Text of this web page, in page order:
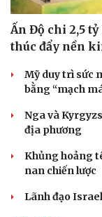
Doanh nghiệp
Doanh nghiệp 24h
Doanh nhân
Ấn Độ chi 2,5
thúc đẩy nền
Mỹ duy trì sức
bằng “mạch
Nga và
địa phương
Khủng hoảng
nan chiến lược
Lãnh đạo